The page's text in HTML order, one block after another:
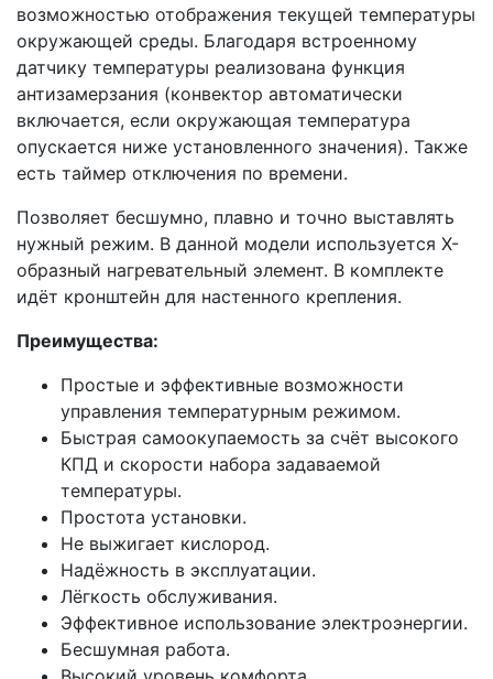
возможностью отображения текущей температуры
окружающей среды. Благодаря встроенному
датчику температуры реализована функция
антизамерзания (конвектор автоматически
включается, если окружающая температура
опускается ниже установленного значения). Также
есть таймер отключения по времени.
Позволяет бесшумно, плавно и точно выставлять
нужный режим. В данной модели используется Х-
образный нагревательный элемент. В комплекте
идёт кронштейн для настенного крепления.
Преимущества:
Простые и эффективные возможности
управления температурным режимом.
Быстрая самоокупаемость за счёт высокого
КПД и скорости набора задаваемой
температуры.
Простота установки.
Не выжигает кислород.
Надёжность в эксплуатации.
Лёгкость обслуживания.
Эффективное использование электроэнергии.
Бесшумная работа.